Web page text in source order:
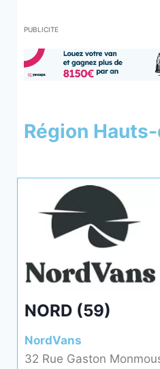
PUBLICITE
Région
NORD (59)
NordVans
32 Rue Gaston